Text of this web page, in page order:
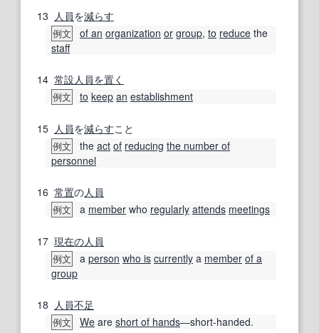
13 人員を減らす
例文 of an organization or group, to reduce the
staff
14 常設 人員を置く
例文 to keep an establishment
15 人員を減らすこと
例文 the act of reducing the number of
personnel
16 常置の人員
例文 a member who regularly attends meetings
17 現在の人員
例文 a person who is currently a member of a
group
18 人員不足
例文 We are short of hands―short-handed.